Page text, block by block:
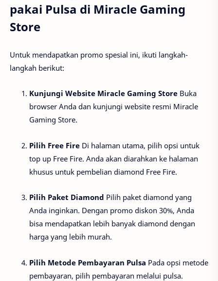
pakai Pulsa di Miracle Gaming
Store
Untuk mendapatkan promo spesial ini, ikuti langkah-
langkah berikut:
Kunjungi Website Miracle Gaming Store Buka
browser Anda dan kunjungi website resmi Miracle
Gaming Store.
Pilih Free Fire Di halaman utama, pilih opsi untuk
top up Free Fire. Anda akan diarahkan ke halaman
khusus untuk pembelian diamond Free Fire.
Pilih Paket Diamond Pilih paket diamond yang
Anda inginkan. Dengan promo diskon 30%, Anda
bisa mendapatkan lebih banyak diamond dengan
harga yang lebih murah.
Pilih Metode Pembayaran Pulsa Pada opsi metode
pembayaran, pilih pembayaran melalui pulsa.